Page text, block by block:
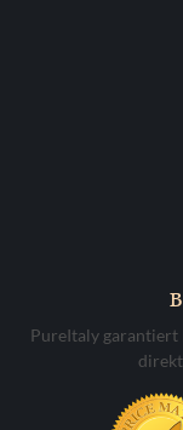
PureItaly garantiert